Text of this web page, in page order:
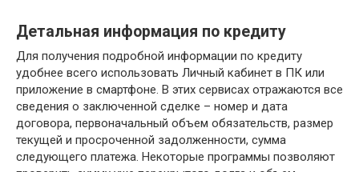
Детальная информация по кредиту
Для получения подробной информации по кредиту
удобнее всего использовать Личный кабинет в ПК или
приложение в смартфоне. В этих сервисах отражаются все
сведения о заключенной сделке – номер и дата
договора, первоначальный объем обязательств, размер
текущей и просроченной задолженности, сумма
следующего платежа. Некоторые программы позволяют